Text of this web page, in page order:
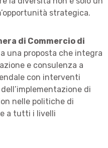
strategica.
di Commercio di
una proposta che integra
e consulenza a
con interventi
di
nelle politiche di
a tutti i livelli